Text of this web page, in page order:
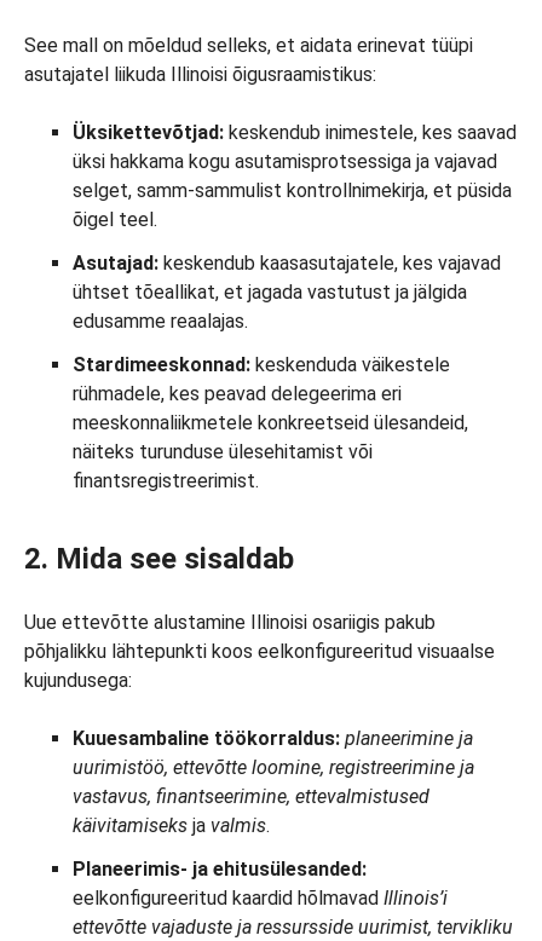
See mall on mõeldud selleks, et aidata erinevat tüüpi
asutajatel liikuda Illinoisi õigusraamistikus:
Üksikettevõtjad: keskendub inimestele, kes saavad
üksi hakkama kogu asutamisprotsessiga ja vajavad
selget, samm-sammulist kontrollnimekirja, et püsida
õigel teel.
Asutajad: keskendub kaasasutajatele, kes vajavad
ühtset tõeallikat, et jagada vastutust ja jälgida
edusamme reaalajas.
Stardimeeskonnad: keskenduda väikestele
rühmadele, kes peavad delegeerima eri
meeskonnaliikmetele konkreetseid ülesandeid,
näiteks turunduse ülesehitamist või
finantsregistreerimist.
2. Mida see sisaldab
Uue ettevõtte alustamine Illinoisi osariigis pakub
põhjalikku lähtepunkti koos eelkonfigureeritud visuaalse
kujundusega:
Kuuesambaline töökorraldus: planeerimine ja
uurimistöö, ettevõtte loomine, registreerimine ja
vastavus, finantseerimine, ettevalmistused
käivitamiseks ja valmis.
Planeerimis- ja ehitusülesanded:
eelkonfigureeritud kaardid hõlmavad Illinois’i
ettevõtte vajaduste ja ressursside uurimist, tervikliku